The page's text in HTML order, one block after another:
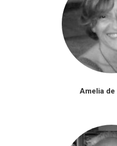
Amelia